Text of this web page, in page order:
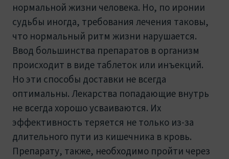
нормальной жизни человека. Но, по иронии
судьбы иногда, требования лечения таковы,
что нормальный ритм жизни нарушается.
Ввод большинства препаратов в организм
происходит в виде таблеток или инъекций.
Но эти способы доставки не всегда
оптимальны. Лекарства попадающие внутрь
не всегда хорошо усваиваются. Их
эффективность теряется не только из-за
длительного пути из кишечника в кровь.
Препарату, также, необходимо пройти через